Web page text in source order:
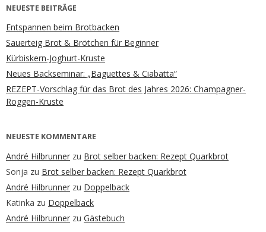
NEUESTE BEITRÄGE
Entspannen beim Brotbacken
Sauerteig Brot & Brötchen für Beginner
Kürbiskern-Joghurt-Kruste
Neues Backseminar: „Baguettes & Ciabatta“
REZEPT-Vorschlag für das Brot des Jahres 2026: Champagner-
Roggen-Kruste
NEUESTE KOMMENTARE
André Hilbrunner zu Brot selber backen: Rezept Quarkbrot
Sonja zu Brot selber backen: Rezept Quarkbrot
André Hilbrunner zu Doppelback
Katinka zu Doppelback
André Hilbrunner zu Gästebuch